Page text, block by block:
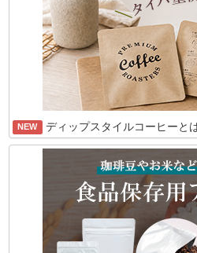
NEW ディップスタイルコーヒーと